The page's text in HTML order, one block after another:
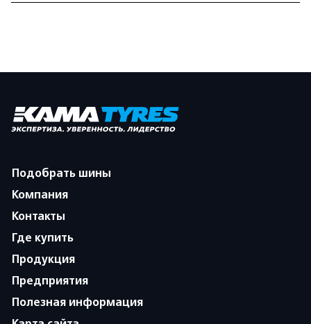
Подобрать шины
Компания
Контакты
Где купить
Продукция
Предприятия
Полезная информация